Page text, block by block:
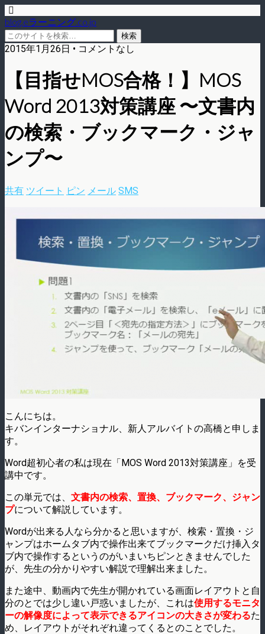
blog.eラーニング.co.jp
2015年1月26日 • コメントなし
【目指せMOS合格！】MOS
Word 2013対策講座 〜文書内
の検索・ブックマーク・ジャ
ンプ〜
共有 ツイート ピン メール SMS
こんにちは。
キバンインターナショナル、新人アルバイトの高橋と申しま
す。
Word超初心者の私は現在「MOS Word 2013対策講座」を受
講中です。
この単元では、 文書内の検索、置換、ブックマーク、ジャン
プについて解説しています。
Wordが出来る人なら分かると思いますが、検索・置換・ジ
ャンプはホームタブ内で操作出来てブックマークだけ挿入タ
ブ内で操作するというのがいまいちピンときませんでした
が、先生の分かりやすい解説で理解出来ました。
また途中、動画内で先生が開かれている画面レイアウトと自
分のとでは少し違い戸惑いましたが、これは使用するモニタ
ーの解像度によって表示できるアイコンの大きさが変わるた
め、レイアウトがそれぞれ違ってくるとのことでした。